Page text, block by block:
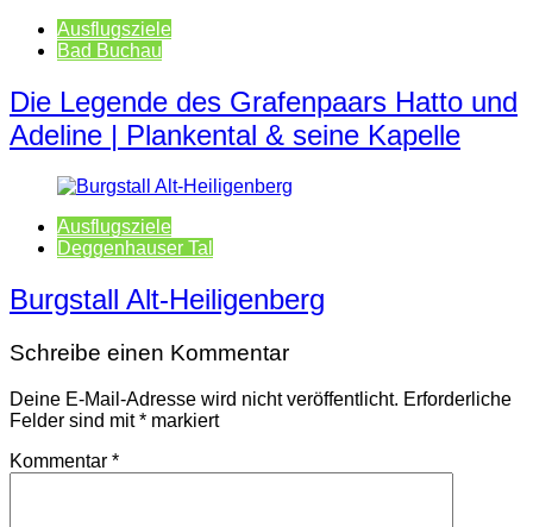
Ausflugsziele
Bad Buchau
Die Legende des Grafenpaars Hatto und
Adeline | Plankental & seine Kapelle
Ausflugsziele
Deggenhauser Tal
Burgstall Alt-Heiligenberg
Schreibe einen Kommentar
Deine E-Mail-Adresse wird nicht veröffentlicht. Erforderliche
Felder sind mit* markiert
Kommentar *